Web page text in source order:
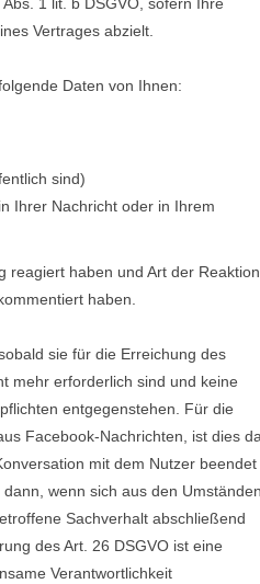
Vertrages abzielt.
Daten von Ihnen:
sind)
Ihrer Nachricht oder in Ihrem
reagiert haben und Art der
haben.
sie für die Erreichung des
mehr erforderlich sind und keine
entgegenstehen. Für die
Facebook-Nachrichten, ist dies
mit dem Nutzer beendet
wenn sich aus den
Sachverhalt abschließend
des Art. 26 DSGVO ist eine
Verantwortlichkeit